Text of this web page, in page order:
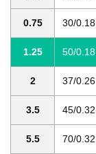
0.75 30/0.18
1.25 50/0.18
2 37/0.26
3.5 45/0.32
5.5 70/0.32